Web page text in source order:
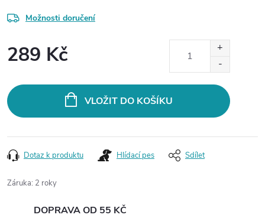
Možnosti doručení
289 Kč
VLOŽIT DO KOŠÍKU
Dotaz k produktu Hlídací pes Sdílet
Záruka: 2 roky
DOPRAVA OD 55 KČ